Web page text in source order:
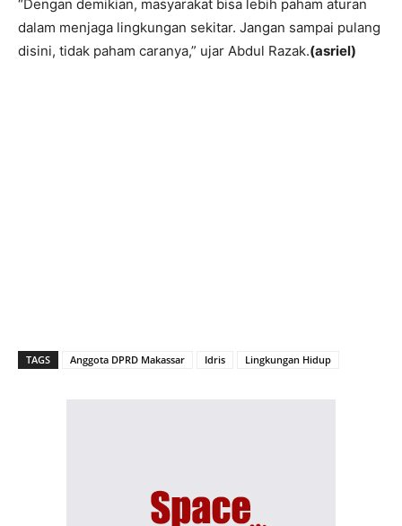
“Dengan demikian, masyarakat bisa lebih paham aturan
dalam menjaga lingkungan sekitar. Jangan sampai pulang
disini, tidak paham caranya,” ujar Abdul Razak.(asriel)
TAGS Anggota DPRD Makassar Idris Lingkungan Hidup